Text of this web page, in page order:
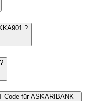
?
Code für ASKARIBANK